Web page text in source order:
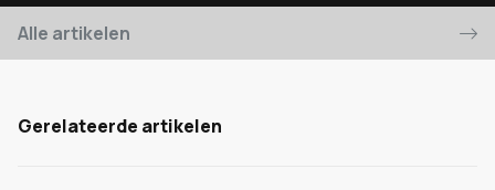
Alle artikelen
Gerelateerde artikelen